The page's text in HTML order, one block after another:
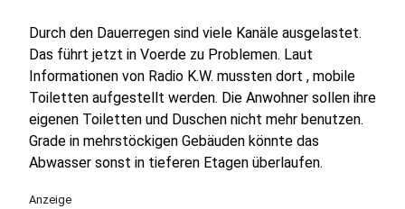
Durch den Dauerregen sind viele Kanäle ausgelastet.
Das führt jetzt in Voerde zu Problemen. Laut
Informationen von Radio K.W. mussten dort , mobile
Toiletten aufgestellt werden. Die Anwohner sollen ihre
eigenen Toiletten und Duschen nicht mehr benutzen.
Grade in mehrstöckigen Gebäuden könnte das
Abwasser sonst in tieferen Etagen überlaufen.
Anzeige